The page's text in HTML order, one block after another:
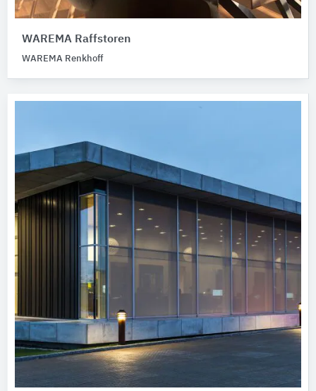
WAREMA Raffstoren
WAREMA Renkhoff